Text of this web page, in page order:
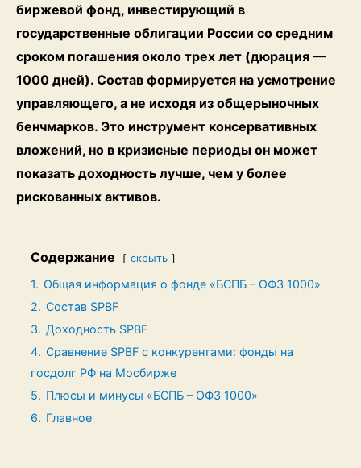
биржевой фонд, инвестирующий в
государственные облигации России со средним
сроком погашения около трех лет (дюрация —
1000 дней). Состав формируется на усмотрение
управляющего, а не исходя из общерыночных
бенчмарков. Это инструмент консервативных
вложений, но в кризисные периоды он может
показать доходность лучше, чем у более
рискованных активов.
Содержание скрыть
1. Общая информация о фонде «БСПБ – ОФЗ 1000»
2. Состав SPBF
3. Доходность SPBF
4. Сравнение SPBF с конкурентами: фонды на
госдолг РФ на Мосбирже
5. Плюсы и минусы «БСПБ – ОФЗ 1000»
6. Главное